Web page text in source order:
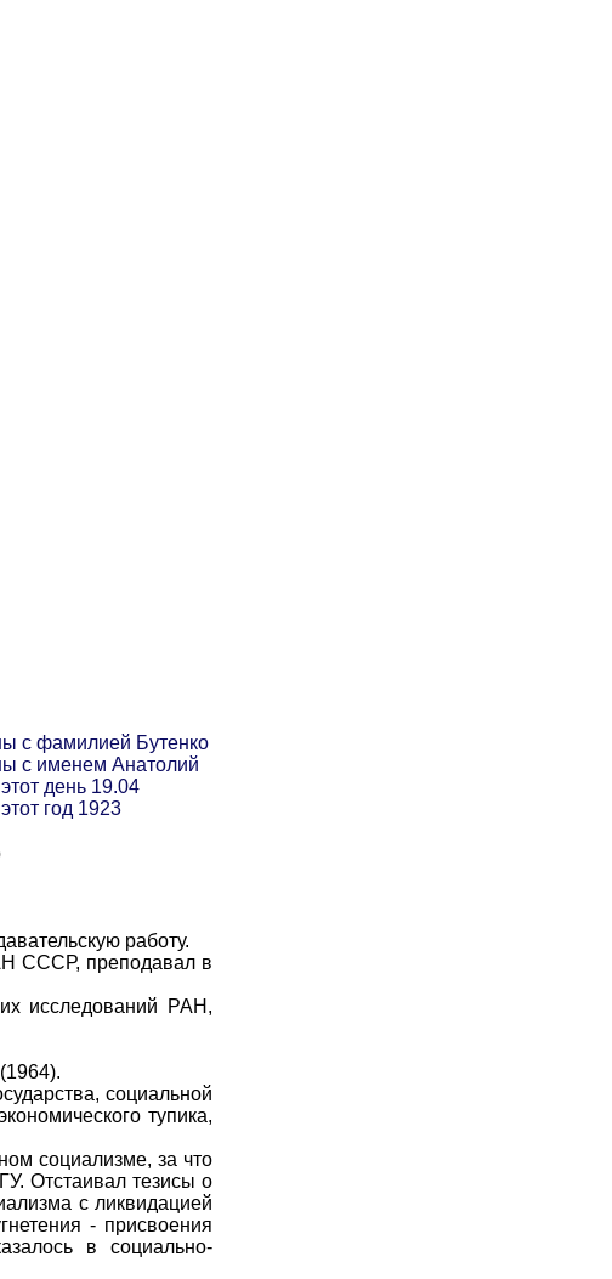
с фамилией Бутенко
с именем Анатолий
день 19.04
год 1923
работу.
СССР, преподавал в
исследований РАН,
социальной
тупика,
социализме, за что
Отстаивал тезисы о
с ликвидацией
- присвоения
в социально-